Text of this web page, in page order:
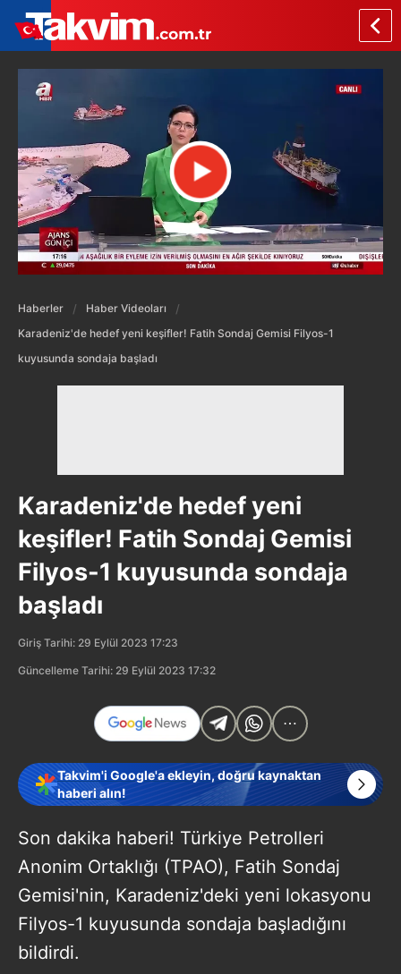
Haberler
Haber Videoları
Karadeniz'de hedef yeni keşifler! Fatih Sondaj Gemisi Filyos-1
kuyusunda sondaja başladı
Karadeniz'de hedef yeni
keşifler! Fatih Sondaj Gemisi
Filyos-1 kuyusunda sondaja
başladı
Giriş Tarihi: 29 Eylül 2023 17:23
Güncelleme Tarihi: 29 Eylül 2023 17:32
Takvim'i Google'a ekleyin, doğru kaynaktan
haberi alın!
Son dakika haberi! Türkiye Petrolleri
Anonim Ortaklığı (TPAO), Fatih Sondaj
Gemisi'nin, Karadeniz'deki yeni lokasyonu
Filyos-1 kuyusunda sondaja başladığını
bildirdi.